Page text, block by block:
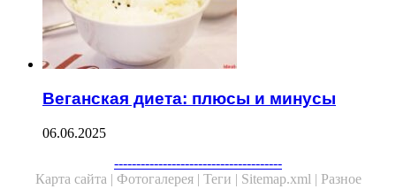
Веганская диета: плюсы и минусы
06.06.2025
--------------------------------------
Карта сайта | Фотогалерея | Теги | Sitemap.xml | Разное